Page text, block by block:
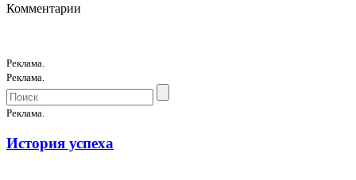
Комментарии
Реклама.
Реклама.
Реклама.
История успеха